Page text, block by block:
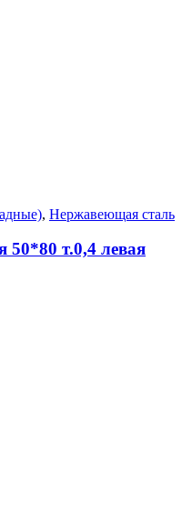
, Нержавеющая сталь
т.0,4 левая